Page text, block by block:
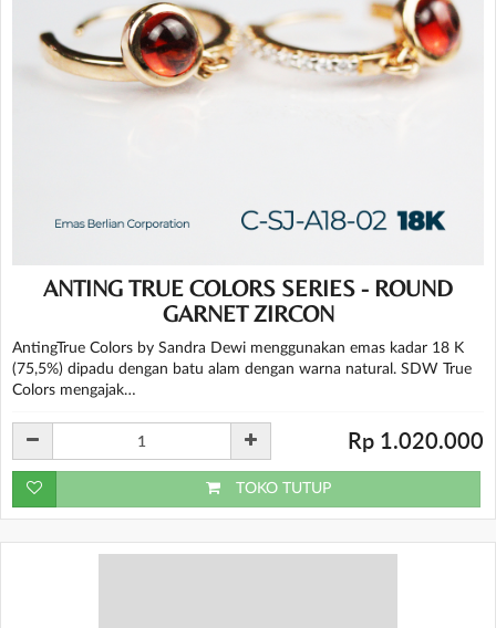
ANTING TRUE COLORS SERIES - ROUND
GARNET ZIRCON
AntingTrue Colors by Sandra Dewi menggunakan emas kadar 18 K
(75,5%) dipadu dengan batu alam dengan warna natural. SDW True
Colors mengajak…
Rp 1.020.000
TOKO TUTUP